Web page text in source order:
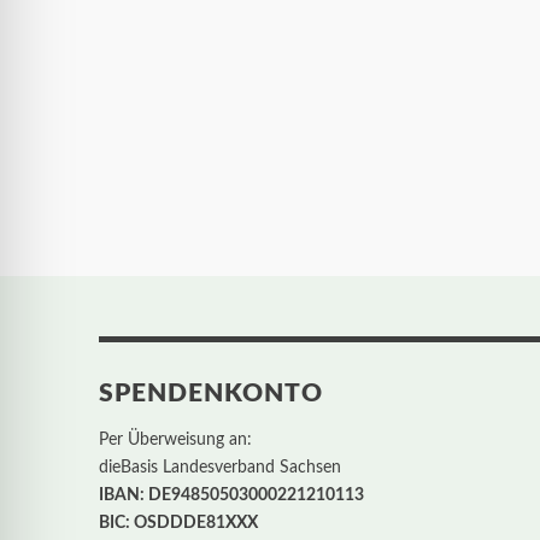
SPENDENKONTO
Per Überweisung an:
dieBasis Landesverband Sachsen
IBAN: DE94850503000221210113
BIC: OSDDDE81XXX